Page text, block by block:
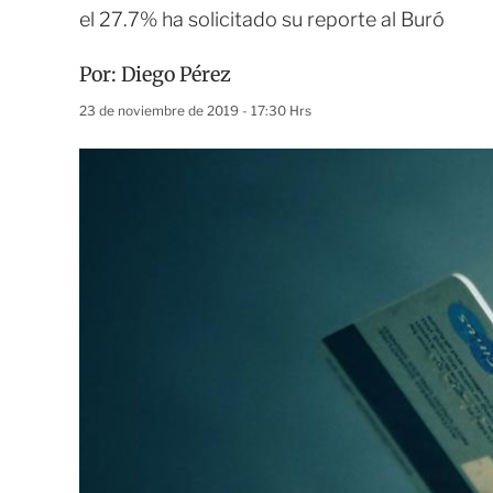
el 27.7% ha solicitado su reporte al Buró
Por: Diego Pérez
23 de noviembre de 2019 - 17:30 Hrs